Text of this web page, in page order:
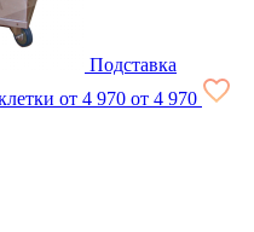
Подставка
от 4 970 от 4 970